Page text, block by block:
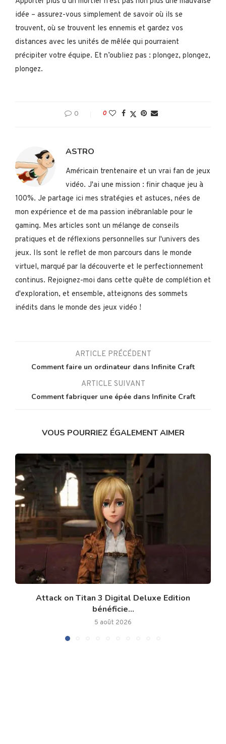
idée – assurez-vous simplement de savoir où ils se
trouvent, où se trouvent les ennemis et gardez vos
distances avec les unités de mêlée qui pourraient
précipiter votre équipe. Et n’oubliez pas : plongez, plongez,
plongez.
0 0
ASTRO
Américain trentenaire et un vrai fan de jeux
vidéo. J'ai une mission : finir chaque jeu à
100%. Je partage ici mes stratégies et astuces, nées de
mon expérience et de ma passion inébranlable pour le
gaming. Mes articles sont un mélange de conseils
pratiques et de réflexions personnelles sur l'univers des
jeux. Ils sont le reflet de mon parcours dans le monde
virtuel, marqué par la découverte et le perfectionnement
continus. Rejoignez-moi dans cette quête de complétion et
d'exploration, et ensemble, atteignons des sommets
inédits dans le monde des jeux vidéo !
ARTICLE PRÉCÉDENT
Comment faire un ordinateur dans Infinite Craft
ARTICLE SUIVANT
Comment fabriquer une épée dans Infinite Craft
VOUS POURRIEZ ÉGALEMENT AIMER
Attack on Titan 3 Digital Deluxe Edition
bénéficie...
5 août 2026